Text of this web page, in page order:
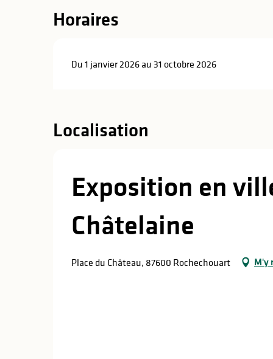
Horaires
Du 1 janvier 2026 au 31 octobre 2026
Localisation
Exposition en
Châtelaine
Place du Château, 87600 Rochechouart M'y